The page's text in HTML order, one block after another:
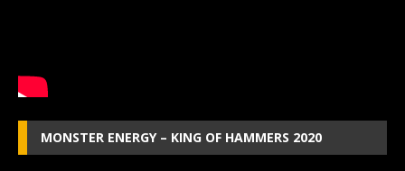
MONSTER ENERGY – KING OF HAMMERS 2020